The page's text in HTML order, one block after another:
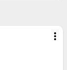
more_vert